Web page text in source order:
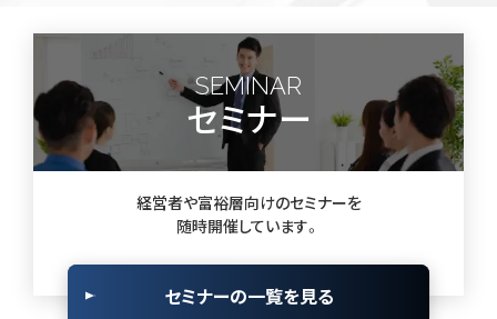
SEMINAR
セミナー
経営者や富裕層向けのセミナーを
随時開催しています。
セミナーの一覧を見る